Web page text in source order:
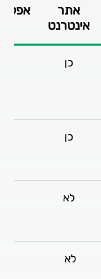
אתר
אינטרנט
כן
כן
לא
לא